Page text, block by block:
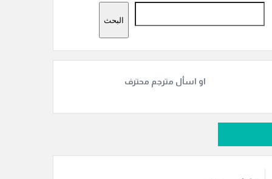
البحث
او اسأل مترجم محترف